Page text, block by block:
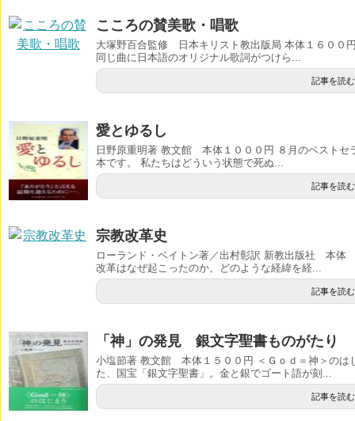
こころの賛美歌・唱歌
大塚野百合監修 日本キリスト教出版局 本体１６００
同じ曲に日本語のオリジナル歌詞がつけら...
記事を読む
愛とゆるし
日野原重明著 教文館 本体１０００円 ８月のベストセ
本です。 私たちはどういう状態で死ぬ...
記事を読む
宗教改革史
ローランド・ベイトン著／出村彰訳 新教出版社 本
改革はなぜ起こったのか。どのような経緯を経...
記事を読む
「神」の発見 銀文字聖書ものがたり
小塩節著 教文館 本体１５００円 ＜Ｇｏｄ＝神＞のは
た、国宝「銀文字聖書」。金と銀でゴート語が刻...
記事を読む